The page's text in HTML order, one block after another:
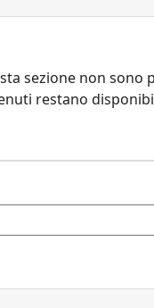
sezione non sono
restano